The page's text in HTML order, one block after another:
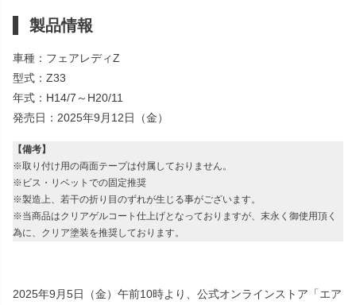
製品情報
車種：フェアレディZ
型式：Z33
年式：H14/7～H20/11
発売日：2025年9月12日（金）
【備考】
※取り付け用の両面テープは付属しておりません。
※ビス・リベットでの固定推奨
※製造上、若干の折り目のずれが生じる事がございます。
※当商品はクリアゲルコート仕上げとなっておりますが、末永く御使用頂く
為に、クリア塗装を推奨しております。
2025年9月5日（金）午前10時より、公式オンラインストア「エア